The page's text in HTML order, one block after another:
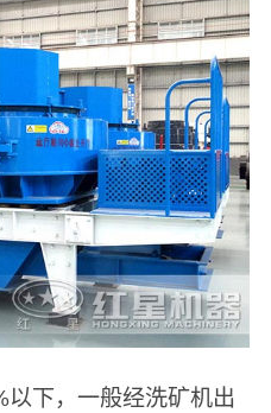
下，一般经洗矿机出